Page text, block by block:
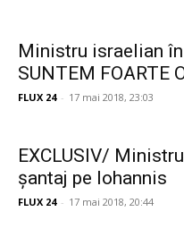
Ministru israelian
SUNTEM FOARTE
FLUX 24 - 17 mai 2018, 23:03
EXCLUSIV/
șantaj pe Iohannis
FLUX 24 - 17 mai 2018, 20:44